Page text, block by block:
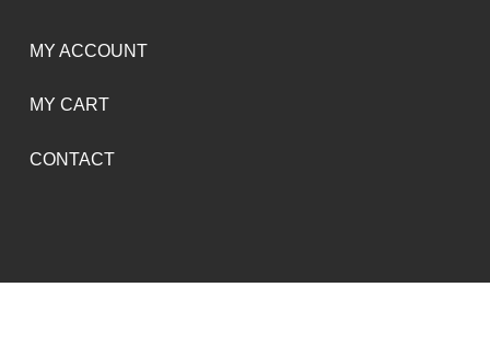
MY ACCOUNT
MY CART
CONTACT